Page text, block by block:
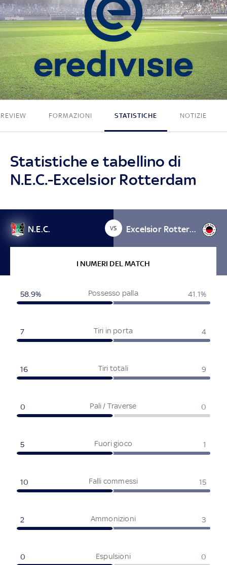
1 - 1
FORMAZIONI STATISTICHE NOTIZIE
Statistiche e tabellino di
N.E.C.-Excelsior Rotterdam
N.E.C. VS Excelsior Rotterdam
I NUMERI DEL MATCH
Possesso palla
58.9% 41.1%
Tiri in porta
7 4
Tiri totali
16 9
Pali / Traverse
0 0
Fuori gioco
5 1
Falli commessi
10 15
Ammonizioni
2 3
Espulsioni
0 0